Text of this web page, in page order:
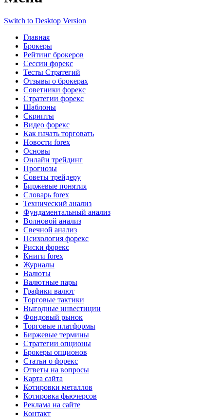
Switch to Desktop Version
Главная
Брокеры
Рейтинг брокеров
Сессии форекс
Тесты Стратегий
Отзывы о брокерах
Советники форекс
Стратегии форекс
Шаблоны
Скрипты
Видео форекс
Как начать торговать
Новости forex
Основы
Онлайн трейдинг
Прогнозы
Советы трейдеру
Биржевые понятия
Словарь forex
Технический анализ
Фундаментальный анализ
Волновой анализ
Свечной анализ
Психология форекс
Риски форекс
Книги forex
Журналы
Валюты
Валютные пары
Графики валют
Торговые тактики
Выгодные инвестиции
Фондовый рынок
Торговые платформы
Биржевые термины
Стратегии опционы
Брокеры опционов
Статьи о форекс
Ответы на вопросы
Карта сайта
Котировки металлов
Котировка фьючерсов
Реклама на сайте
Контакт